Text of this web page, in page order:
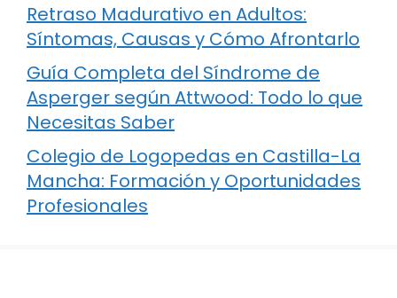
Retraso Madurativo en Adultos:
Síntomas, Causas y Cómo Afrontarlo
Guía Completa del Síndrome de
Asperger según Attwood: Todo lo que
Necesitas Saber
Colegio de Logopedas en Castilla-La
Mancha: Formación y Oportunidades
Profesionales